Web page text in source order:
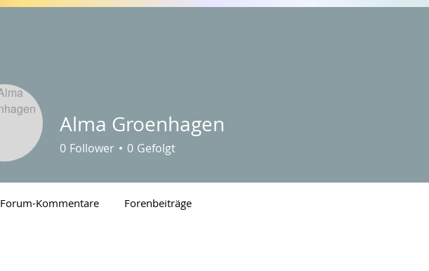
Alma Groenhagen
0 Follower 0 Gefolgt
Forum-Kommentare Forenbeiträge